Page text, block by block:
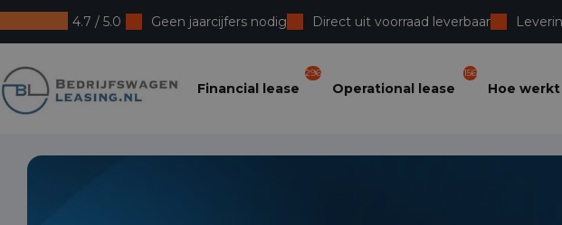
4.7 / 5.0 Geen jaarcijfers nodig Direct uit voorraad leverbaar
Bedrijfswagenleasing
Financial lease
296
Operational lease
156
Hoe